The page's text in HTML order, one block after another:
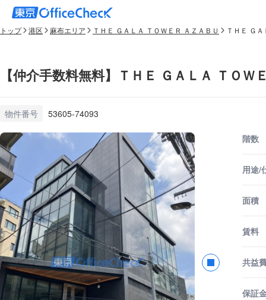
トップ 港区 麻布エリア ＴＨＥ ＧＡＬＡ ＴＯＷＥＲ ＡＺＡＢＵ ＴＨＥ Ｇ
【仲介手数料無料】ＴＨＥ ＧＡＬＡ ＴＯＷ
物件番号 53605-74093
階数
用途/
面積
賃料
共益
保証